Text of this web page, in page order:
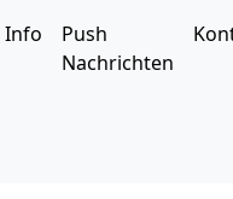
Info
Push
Nachrichten